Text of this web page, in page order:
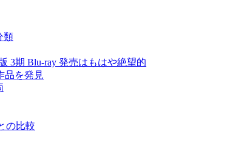
類
3期 Blu-ray 発売はもはや絶望的
品を発見
の比較